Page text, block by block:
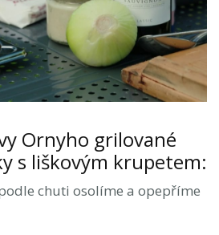
Ornyho grilované
s liškovým krupetem:
chuti osolíme a opepříme